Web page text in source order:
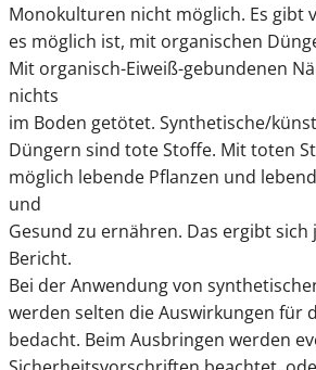
Monokulturen nicht möglich. Es gibt
es möglich ist, mit organischen
Mit organisch-Eiweiß-gebundenen
nichts
im Boden getötet. Synthetische/
Düngern sind tote Stoffe. Mit toten
möglich lebende Pflanzen und
und
Gesund zu ernähren. Das ergibt sich
Bericht.
Bei der Anwendung von
werden selten die Auswirkungen für
bedacht. Beim Ausbringen werden